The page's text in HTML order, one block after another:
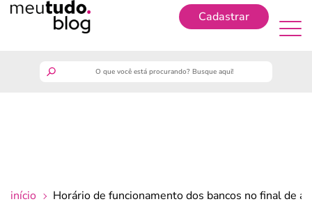
Cadastrar
início Horário de funcionamento dos bancos no final de